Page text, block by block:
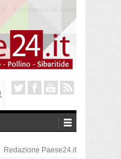
in mare
la reliquia
Redazione Paese24.it